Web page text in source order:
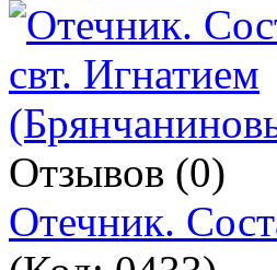
Отзывов (0)
Отечник.